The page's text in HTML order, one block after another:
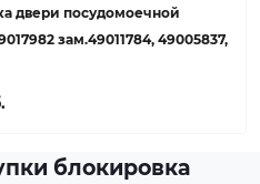
двери посудомоечной
зам.49011784, 49005837,
блокировка